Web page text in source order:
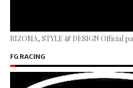
RIZOMA, STYLE & DESIGN Official
FG RACING